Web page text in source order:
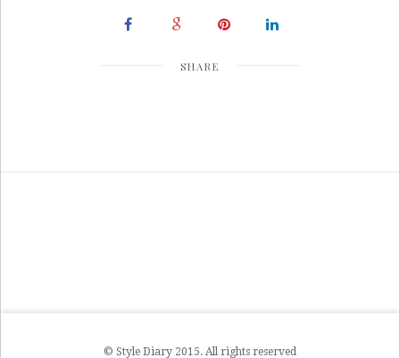
SHARE
© Style Diary 2015. All rights reserved